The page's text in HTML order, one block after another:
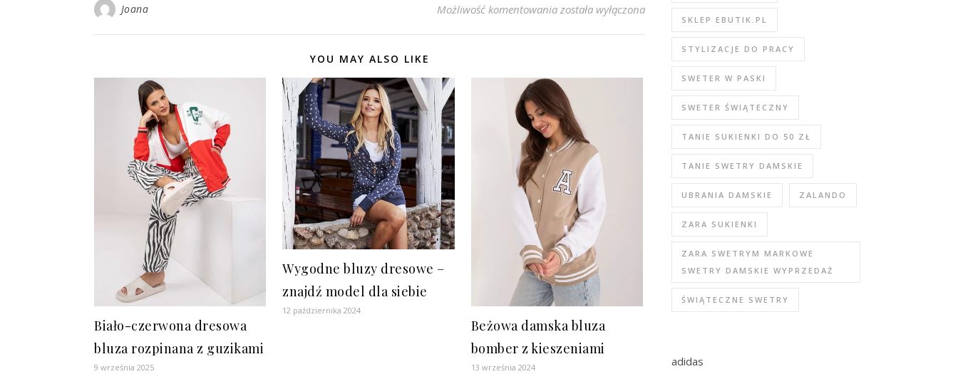
Joana Możliwość komentowania Bluzy damskie na wiosnę – modne i ciekawe modele na ten sezon
została wyłączona
YOU MAY ALSO LIKE
Biało-czerwona dresowa
bluza rozpinana z guzikami
9 września 2025
Wygodne bluzy dresowe –
znajdź model dla siebie
12 października 2024
Beżowa damska bluza
bomber z kieszeniami
13 września 2024
SKLEP EBUTIK.PL
STYLIZACJE DO PRACY
SWETER W PASKI
SWETER ŚWIĄTECZNY
TANIE SUKIENKI DO 50 ZŁ
TANIE SWETRY DAMSKIE
UBRANIA DAMSKIE ZALANDO
ZARA SUKIENKI
ZARA SWETRYM MARKOWE
SWETRY DAMSKIE WYPRZEDAŻ
ŚWIĄTECZNE SWETRY
adidas